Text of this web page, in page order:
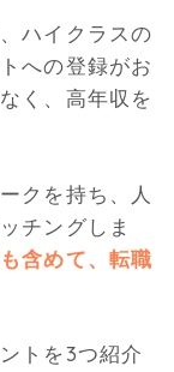
ハイクラスの
への登録がお
く、高年収を
クを持ち、人
チングしま
含めて、転職
トを3つ紹介